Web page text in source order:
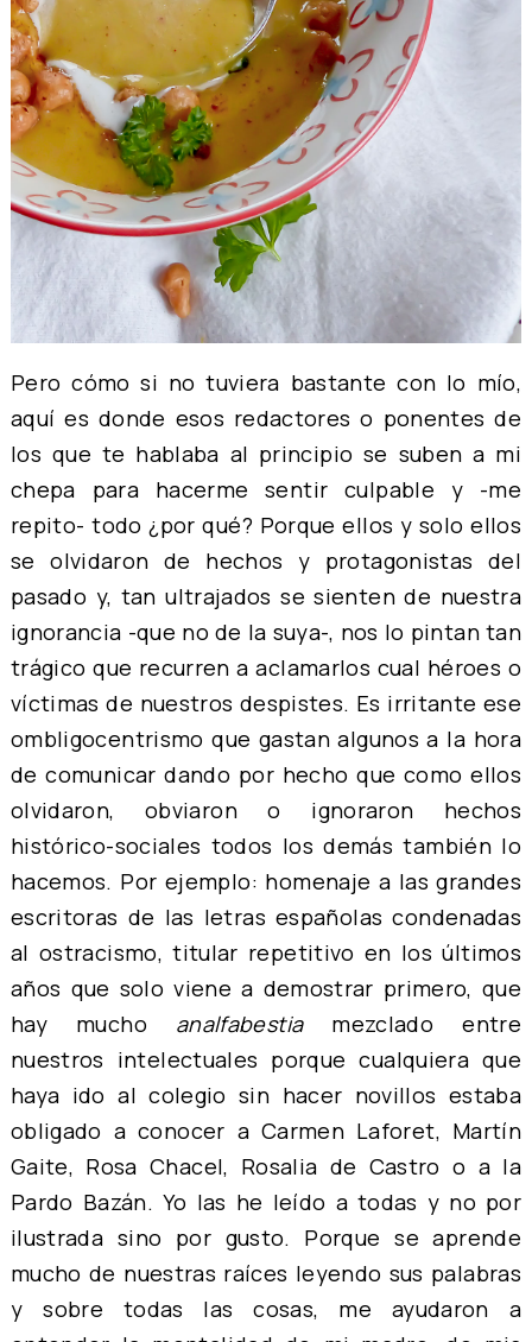
Pero cómo si no tuviera bastante con lo mío,
aquí es donde esos redactores o ponentes de
los que te hablaba al principio se suben a mi
chepa para hacerme sentir culpable y -me
repito- todo ¿por qué? Porque ellos y solo ellos
se olvidaron de hechos y protagonistas del
pasado y, tan ultrajados se sienten de nuestra
ignorancia -que no de la suya-, nos lo pintan tan
trágico que recurren a aclamarlos cual héroes o
víctimas de nuestros despistes. Es irritante ese
ombligocentrismo que gastan algunos a la hora
de comunicar dando por hecho que como ellos
olvidaron, obviaron o ignoraron hechos
histórico-sociales todos los demás también lo
hacemos. Por ejemplo: homenaje a las grandes
escritoras de las letras españolas condenadas
al ostracismo, titular repetitivo en los últimos
años que solo viene a demostrar primero, que
hay mucho analfabestia mezclado entre
nuestros intelectuales porque cualquiera que
haya ido al colegio sin hacer novillos estaba
obligado a conocer a Carmen Laforet, Martín
Gaite, Rosa Chacel, Rosalia de Castro o a la
Pardo Bazán. Yo las he leído a todas y no por
ilustrada sino por gusto. Porque se aprende
mucho de nuestras raíces leyendo sus palabras
y sobre todas las cosas, me ayudaron a